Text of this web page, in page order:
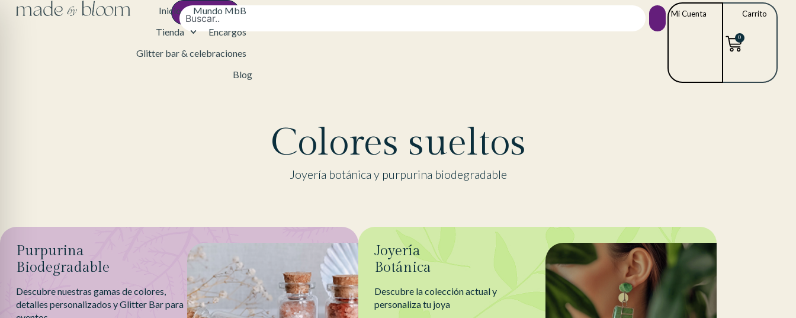
Inicio
Mundo MbB
Tienda
Encargos
Glitter bar & celebraciones
Blog
Contacto Mi Cuenta
0
Carrito
Colores sueltos
Joyería botánica y purpurina biodegradable
Purpurina
Biodegradable
Descubre nuestras gamas de colores,
detalles personalizados y Glitter Bar para
Joyería
Botánica
Descubre la colección actual y
personaliza tu joya